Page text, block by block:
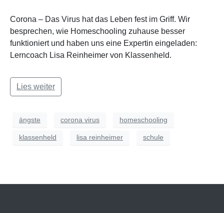
Corona – Das Virus hat das Leben fest im Griff. Wir
besprechen, wie Homeschooling zuhause besser
funktioniert und haben uns eine Expertin eingeladen:
Lerncoach Lisa Reinheimer von Klassenheld.
Lies weiter
ängste corona virus homeschooling
klassenheld lisa reinheimer schule